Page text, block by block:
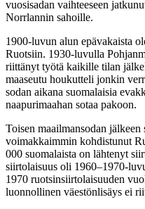
vuosisadan vaihteeseen
Norrlannin sahoille.
1900-luvun alun epävakaista
Ruotsiin. 1930-luvulla
riittänyt työtä kaikille tilan
maaseutu houkutteli jonkin
sodan aikana suomalaisia
naapurimaahan sotaa pakoon.
Toisen maailmansodan
voimakkaimmin kohdistunut
000 suomalaista on lähtenyt
siirtolaisuus oli 1960–1970-
1970 ruotsinsiirtolaisuuden
luonnollinen väestönlisäys ei